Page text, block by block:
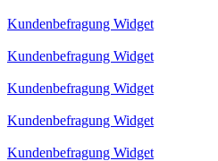
Kundenbefragung Widget
Kundenbefragung Widget
Kundenbefragung Widget
Kundenbefragung Widget
Kundenbefragung Widget